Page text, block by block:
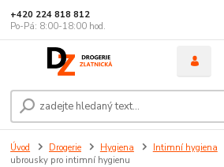
+420 224 818 812
Po-Pá: 8:00-18:00 hod.
Úvod Drogerie Hygiena Intimní hygiena
ubrousky pro intimní hygienu